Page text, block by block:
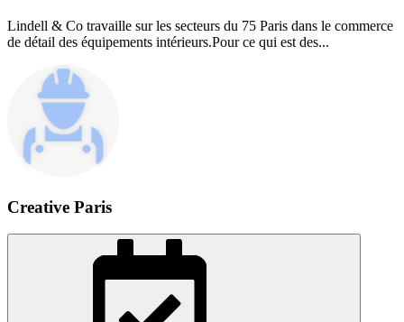
Lindell & Co travaille sur les secteurs du 75 Paris dans le commerce
de détail des équipements intérieurs.Pour ce qui est des...
Creative Paris